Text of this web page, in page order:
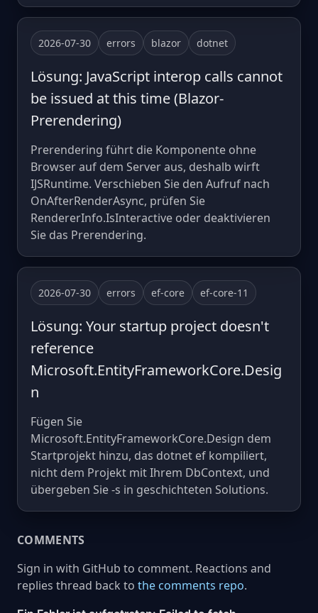
2026-07-30 errors blazor dotnet
Lösung: JavaScript interop calls cannot
be issued at this time (Blazor-
Prerendering)
Prerendering führt die Komponente ohne
Browser auf dem Server aus, deshalb wirft
IJSRuntime. Verschieben Sie den Aufruf nach
OnAfterRenderAsync, prüfen Sie
RendererInfo.IsInteractive oder deaktivieren
Sie das Prerendering.
2026-07-30 errors ef-core ef-core-11
Lösung: Your startup project doesn't
reference
Microsoft.EntityFrameworkCore.Desig
n
Fügen Sie
Microsoft.EntityFrameworkCore.Design dem
Startprojekt hinzu, das dotnet ef kompiliert,
nicht dem Projekt mit Ihrem DbContext, und
übergeben Sie -s in geschichteten Solutions.
COMMENTS
Sign in with GitHub to comment. Reactions and
replies thread back to the comments repo.